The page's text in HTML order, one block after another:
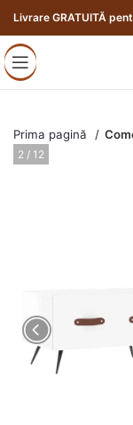
Livrare GRATUITĂ
Prima pagină
2 / 12